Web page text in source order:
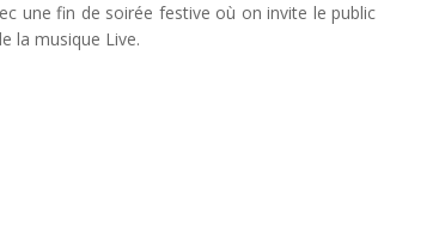
une fin de soirée festive où on invite le public
la musique Live.